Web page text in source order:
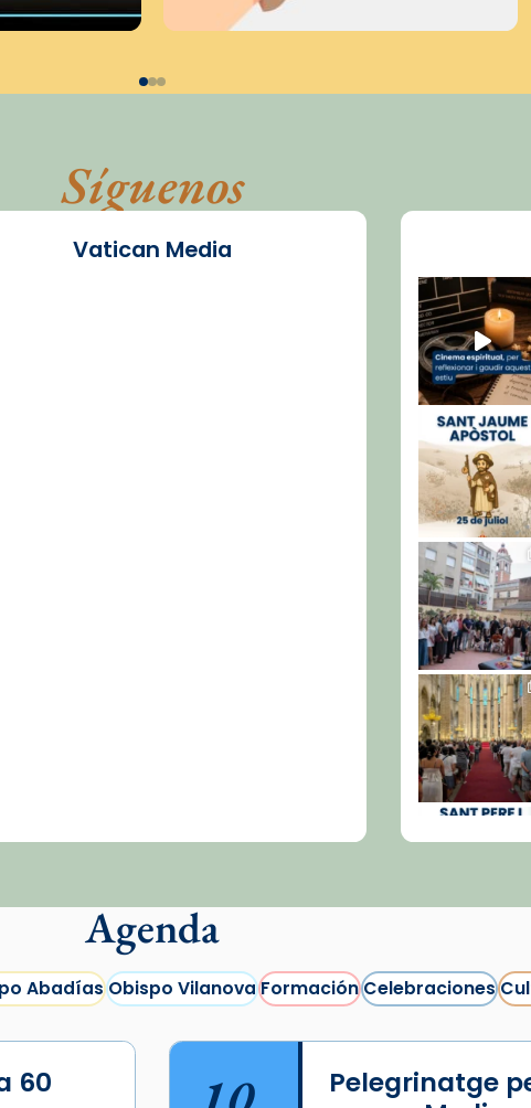
Síguenos
Vatican Media
Cargar más...
Agenda
AbadíasObispo VilanovaFormaciónCelebraciones
60
Pelegrinatge